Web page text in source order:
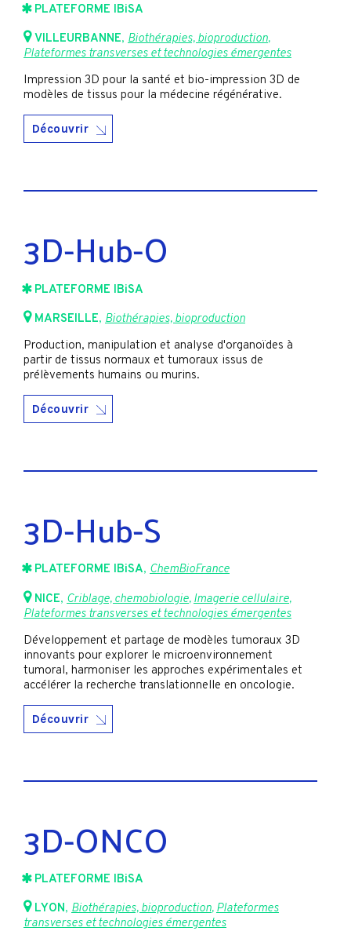
PLATEFORME IBiSA
VILLEURBANNE, Biothérapies, bioproduction,
Plateformes transverses et technologies émergentes
Impression 3D pour la santé et bio-impression 3D de
modèles de tissus pour la médecine régénérative.
Découvrir
3D-Hub-O
PLATEFORME IBiSA
MARSEILLE, Biothérapies, bioproduction
Production, manipulation et analyse d'organoïdes à
partir de tissus normaux et tumoraux issus de
prélèvements humains ou murins.
Découvrir
3D-Hub-S
PLATEFORME IBiSA, ChemBioFrance
NICE, Criblage, chemobiologie, Imagerie cellulaire,
Plateformes transverses et technologies émergentes
Développement et partage de modèles tumoraux 3D
innovants pour explorer le microenvironnement
tumoral, harmoniser les approches expérimentales et
accélérer la recherche translationnelle en oncologie.
Découvrir
3D-ONCO
PLATEFORME IBiSA
LYON, Biothérapies, bioproduction,Plateformes
transverses et technologies émergentes